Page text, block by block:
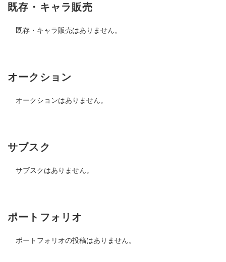
既存・キャラ販売
既存・キャラ販売はありません。
オークション
オークションはありません。
サブスク
サブスクはありません。
ポートフォリオ
ポートフォリオの投稿はありません。